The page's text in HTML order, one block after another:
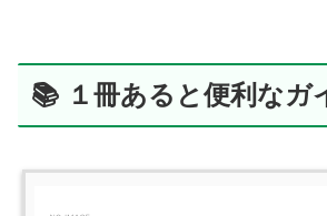
📚 １冊あると便利なガ